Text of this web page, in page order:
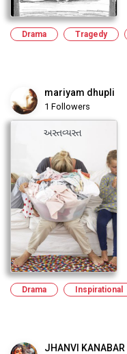
Drama Tragedy
mariyam dhupli
1 Followers
Drama Inspirational
JHANVI KANABAR